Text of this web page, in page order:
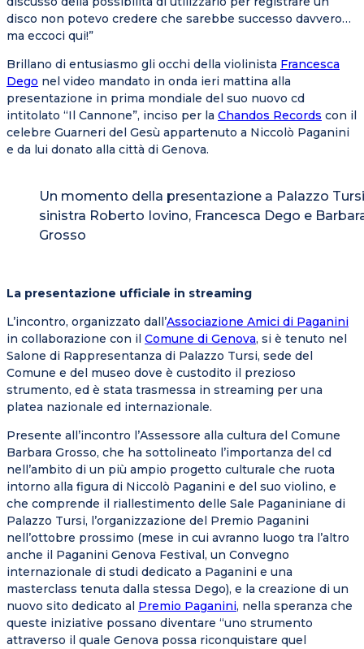
disco non potevo credere che sarebbe successo davvero…
ma eccoci qui!”
Brillano di entusiasmo gli occhi della violinista Francesca
Dego nel video mandato in onda ieri mattina alla
presentazione in prima mondiale del suo nuovo cd
intitolato “Il Cannone”, inciso per la Chandos Records con il
celebre Guarneri del Gesù appartenuto a Niccolò Paganini
e da lui donato alla città di Genova.
Un momento della presentazione a Palazzo
sinistra Roberto Iovino, Francesca Dego e
Grosso
La presentazione ufficiale in streaming
L’incontro, organizzato dall’Associazione Amici di Paganini
in collaborazione con il Comune di Genova, si è tenuto nel
Salone di Rappresentanza di Palazzo Tursi, sede del
Comune e del museo dove è custodito il prezioso
strumento, ed è stata trasmessa in streaming per una
platea nazionale ed internazionale.
Presente all’incontro l’Assessore alla cultura del Comune
Barbara Grosso, che ha sottolineato l’importanza del cd
nell’ambito di un più ampio progetto culturale che ruota
intorno alla figura di Niccolò Paganini e del suo violino, e
che comprende il riallestimento delle Sale Paganiniane di
Palazzo Tursi, l’organizzazione del Premio Paganini
nell’ottobre prossimo (mese in cui avranno luogo tra l’altro
anche il Paganini Genova Festival, un Convegno
internazionale di studi dedicato a Paganini e una
masterclass tenuta dalla stessa Dego), e la creazione di un
nuovo sito dedicato al Premio Paganini, nella speranza che
queste iniziative possano diventare “uno strumento
attraverso il quale Genova possa riconquistare quel